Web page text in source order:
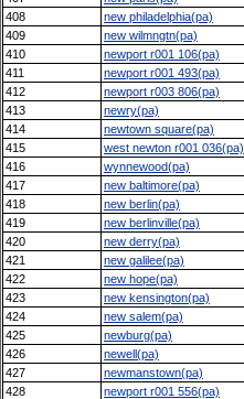
408
new philadelphia(pa)
409
new wilmngtn(pa)
410
newport r001 106(pa)
411
newport r001 493(pa)
412
newport r003 806(pa)
413
newry(pa)
414
newtown square(pa)
415
west newton r001 036(pa)
416
wynnewood(pa)
417
new baltimore(pa)
418
new berlin(pa)
419
new berlinville(pa)
420
new derry(pa)
421
new galilee(pa)
422
new hope(pa)
423
new kensington(pa)
424
new salem(pa)
425
newburg(pa)
426
newell(pa)
427
newmanstown(pa)
428
newport r001 556(pa)